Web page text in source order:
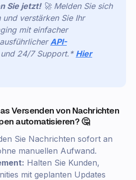
Sie jetzt! 🚀 Melden Sie sich
und verstärken Sie Ihr
mit einfacher
API-
24/7 Support.*Hier
Versenden von Nachrichten
automatisieren? 🤔
Sie Nachrichten sofort an
manuellen Aufwand.
Halten Sie Kunden,
mit geplanten Updates